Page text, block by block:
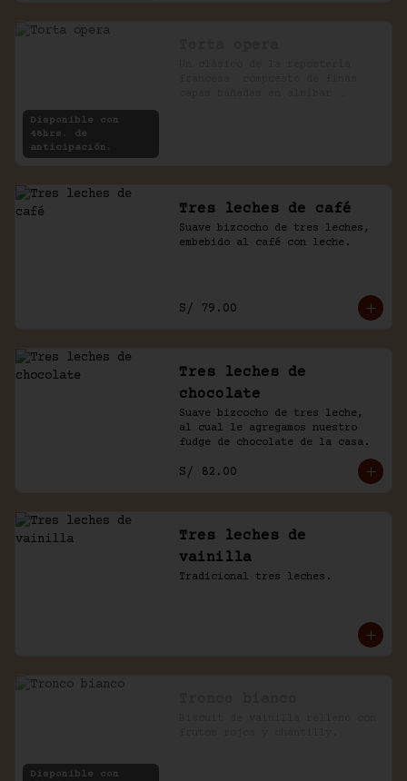
Disponible con
48hrs. de
anticipación.
Tres leches de café
Suave bizcocho de tres leches,
embebido al café con leche.
S/ 79.00
Tres leches de
chocolate
Suave bizcocho de tres leche,
al cual le agregamos nuestro
fudge de chocolate de la casa.
S/ 82.00
Tres leches de
vainilla
Tradicional tres leches.
Disponible con